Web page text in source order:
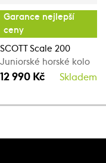
Garance nejlepší
ceny
SCOTT Scale 200
Juniorské horské kolo
12 990 Kč Skladem